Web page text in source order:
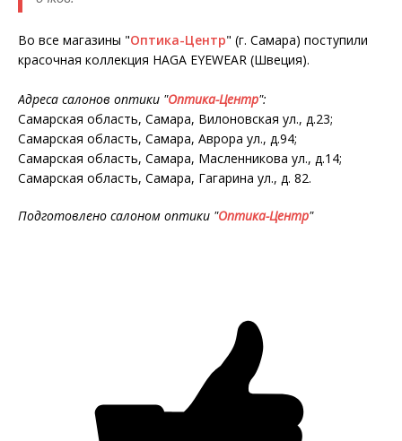
Во все магазины "Оптика-Центр" (г. Самара) поступили
красочная коллекция HAGA EYEWEAR (Швеция).
Адреса салонов оптики "Оптика-Центр":
Самарская область, Самара, Вилоновская ул., д.23;
Самарская область, Самара, Аврора ул., д.94;
Самарская область, Самара, Масленникова ул., д.14;
Самарская область, Самара, Гагарина ул., д. 82.
Подготовлено салоном оптики "Оптика-Центр"